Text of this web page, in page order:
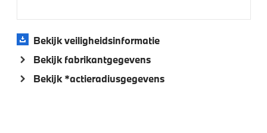
Park Distance Control voor/achter (PDC)
Parkeer assistent
Alarmsysteem klasse 3 (VbV/SCM)
Regensensor
Bekijk veiligheidsinformatie
Bekijk fabrikantgegevens
Bekijk *actieradiusgegevens